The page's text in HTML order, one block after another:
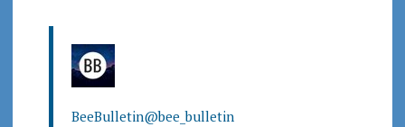
BeeBulletin@bee_bulletin